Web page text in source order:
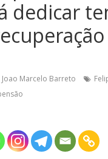
dedicar
Joao Marcelo Barreto